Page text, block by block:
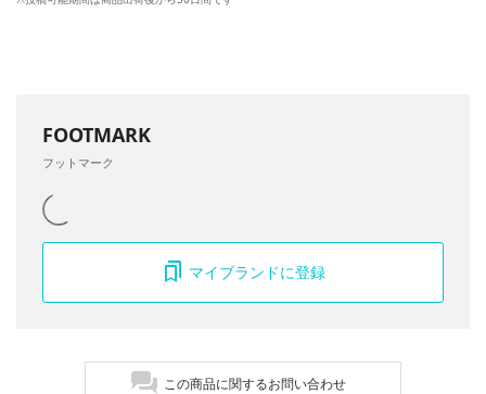
FOOTMARK
フットマーク
マイブランドに登録
この商品に関するお問い合わせ